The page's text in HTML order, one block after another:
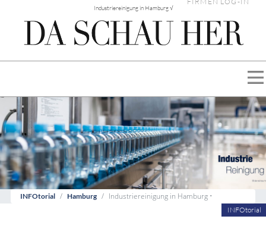
Industriereinigung in Hamburg √
INFOtorial Hamburg
Industriereinigung in Hamburg •
INFOtorial